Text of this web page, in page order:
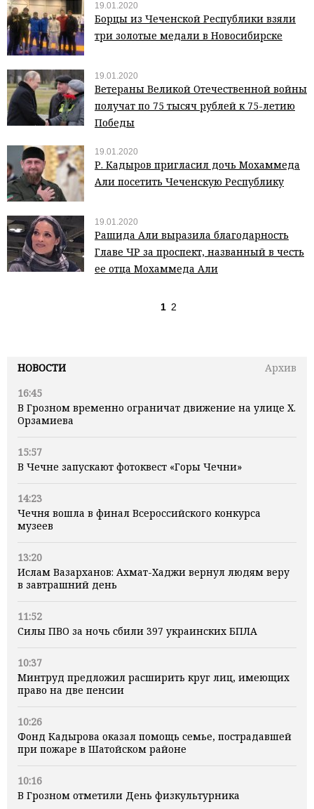
НОВОСТИ
Архив
16:45
В Грозном временно ограничат движение на улице Х.
Орзамиева
15:57
В Чечне запускают фотоквест «Горы Чечни»
14:23
Чечня вошла в финал Всероссийского конкурса
музеев
13:20
Ислам Вазарханов: Ахмат-Хаджи вернул людям веру
в завтрашний день
11:52
Силы ПВО за ночь сбили 397 украинских БПЛА
10:37
Минтруд предложил расширить круг лиц, имеющих
право на две пенсии
10:26
Фонд Кадырова оказал помощь семье, пострадавшей
при пожаре в Шатойском районе
10:16
В Грозном отметили День физкультурника
19.01.2020
Борцы из Чеченской Республики взяли
три золотые медали в Новосибирске
19.01.2020
Ветераны Великой Отечественной войны
получат по 75 тысяч рублей к 75-летию
Победы
19.01.2020
Р. Кадыров пригласил дочь Мохаммеда
Али посетить Чеченскую Республику
19.01.2020
Рашида Али выразила благодарность
Главе ЧР за проспект, названный в честь
ее отца Мохаммеда Али
1 2